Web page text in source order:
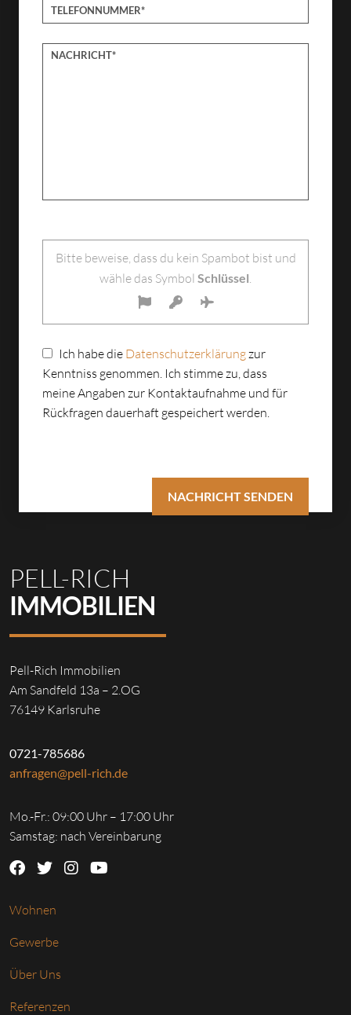
Bitte beweise, dass du kein Spambot bist und
wähle das Symbol Schlüssel.
Ich habe die Datenschutzerklärungzur
Kenntniss genommen. Ich stimme zu, dass
meine Angaben zur Kontaktaufnahme und für
Rückfragen dauerhaft gespeichert werden.
PELL-RICH
IMMOBILIEN
Pell-Rich Immobilien
Am Sandfeld 13a – 2.OG
76149 Karlsruhe
0721-785686
anfragen@pell-rich.de
Mo.-Fr.: 09:00 Uhr – 17:00 Uhr
Samstag: nach Vereinbarung
Wohnen
Gewerbe
Über Uns
Referenzen